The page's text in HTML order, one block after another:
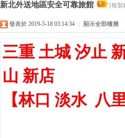
› ›
新北外送地區安全可靠旅館 [複製
發表於 2019-5-18 03:14:34 顯示全部樓層
三重 土城 汐止
山 新店
【林口 淡水 八